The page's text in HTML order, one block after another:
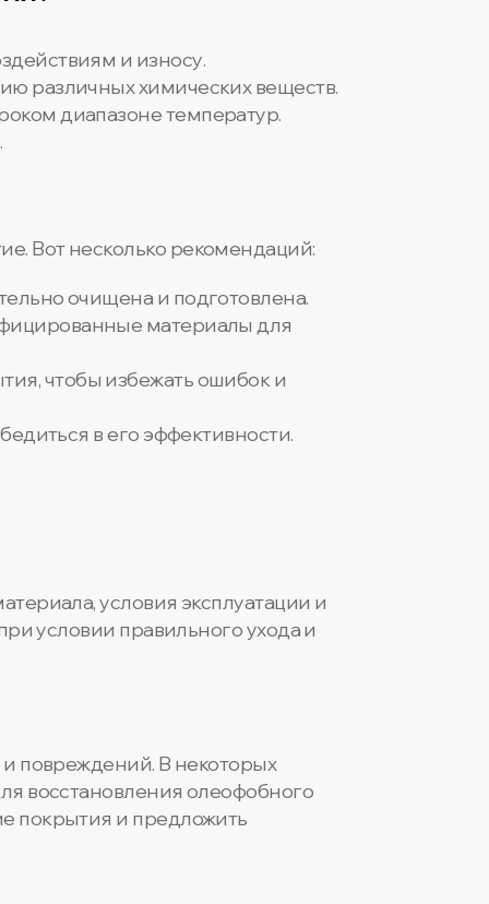
и износу.
различных химических веществ.
диапазоне температур.
Вот несколько рекомендаций:
очищена и подготовлена.
материалы для
чтобы избежать ошибок и
в его эффективности.
условия эксплуатации и
условии правильного ухода и
и повреждений. В некоторых
восстановления олеофобного
покрытия и предложить